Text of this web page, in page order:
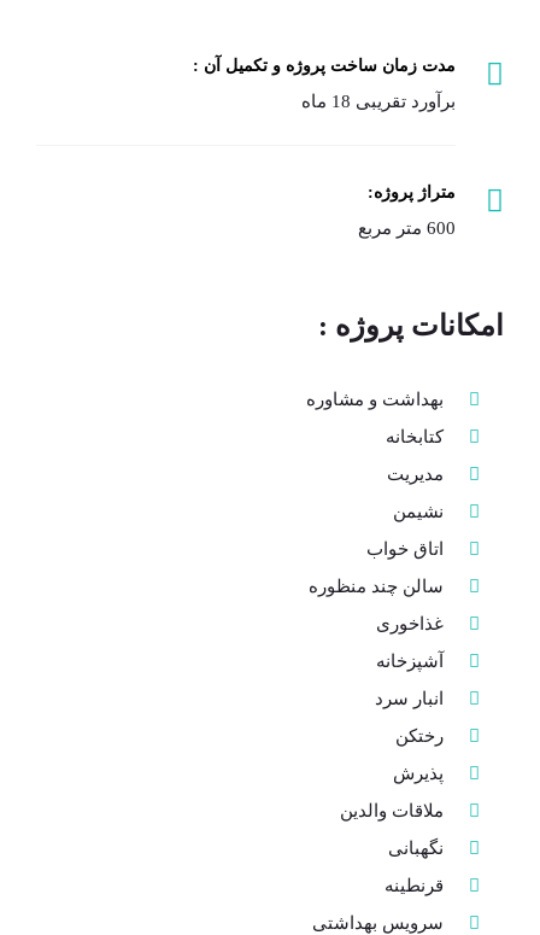
مدت زمان ساخت پروژه و تکمیل آن :
برآورد تقریبی 18 ماه
متراژ پروژه:
600 متر مربع
امکانات پروژه :
بهداشت و مشاوره
کتابخانه
مدیریت
نشیمن
اتاق خواب
سالن چند منظوره
غذاخوری
آشپزخانه
انبار سرد
رختکن
پذیرش
ملاقات والدین
نگهبانی
قرنطینه
سرویس بهداشتی